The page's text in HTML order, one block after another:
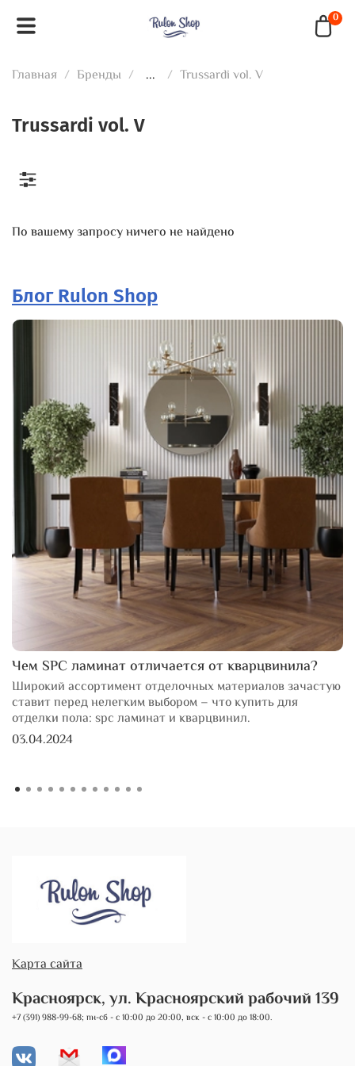
0
Главная Бренды ... Trussardi vol. V
Trussardi vol. V
По вашему запросу ничего не найдено
Блог Rulon Shop
Чем SPC ламинат отличается от кварцвинила?
Широкий ассортимент отделочных материалов зачастую
ставит перед нелегким выбором – что купить для
отделки пола: spc ламинат и кварцвинил.
03.04.2024
Красноярск, ул. Красноярский рабочий 139
+7 (391) 988-99-68; пн-сб - с 10:00 до 20:00, вск - с 10:00 до 18:00.
Карта сайта